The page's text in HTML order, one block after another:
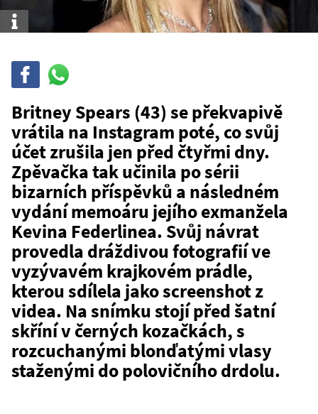
Info
Sdílej
WhatsAppu
Britney Spears (43) se překvapivě
vrátila na Instagram poté, co svůj
účet zrušila jen před čtyřmi dny.
Zpěvačka tak učinila po sérii
bizarních příspěvků a následném
vydání memoáru jejího exmanžela
Kevina Federlinea. Svůj návrat
provedla dráždivou fotografií ve
vyzývavém krajkovém prádle,
kterou sdílela jako screenshot z
videa. Na snímku stojí před šatní
skříní v černých kozačkách, s
rozcuchanými blonďatými vlasy
staženými do polovičního drdolu.